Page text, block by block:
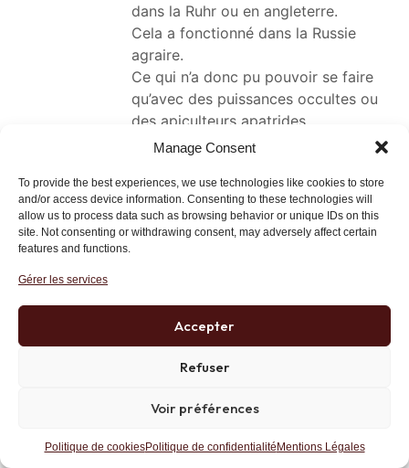
Manage Consent
To provide the best experiences, we use technologies like cookies to store
and/or access device information. Consenting to these technologies will
allow us to process data such as browsing behavior or unique IDs on this
site. Not consenting or withdrawing consent, may adversely affect certain
features and functions.
Gérer les services
Accepter
Refuser
Voir préférences
Politique de cookiesPolitique de confidentialité Mentions Légales
dans la Ruhr ou en angleterre.
Cela a fonctionné dans la Russie
agraire.
Ce qui n’a donc pu pouvoir se faire
qu’avec des puissances occultes ou
des apiculteurs apatrides
Lien
Denis Monod-Broca
lorsqu’il affirma que la terre était ronde et
qu’elle tournait autour du soleil.
voulurent pas entendre parler des mesures
d’hygiène préconisées par Semmelweis puis